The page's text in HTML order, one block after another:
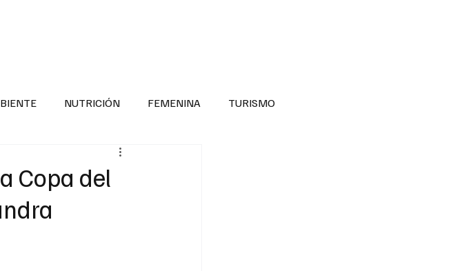
NUTRICIÓN FEMENINA TURISMO
SALUD INFANTIL
RESPONSABILIDAD SOCIAL
Copa del